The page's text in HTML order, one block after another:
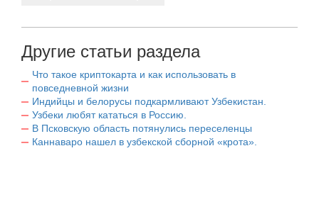
Другие статьи раздела
Что такое криптокарта и как использовать в
повседневной жизни
Индийцы и белорусы подкармливают Узбекистан.
Узбеки любят кататься в Россию.
В Псковскую область потянулись переселенцы
Каннаваро нашел в узбекской сборной «крота».